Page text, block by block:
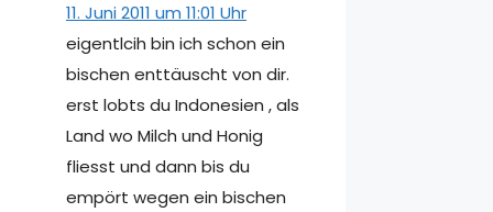
11. Juni 2011 um 11:01 Uhr
eigentlcih bin ich schon ein
bischen enttäuscht von dir.
erst lobts du Indonesien , als
Land wo Milch und Honig
fliesst und dann bis du
empört wegen ein bischen